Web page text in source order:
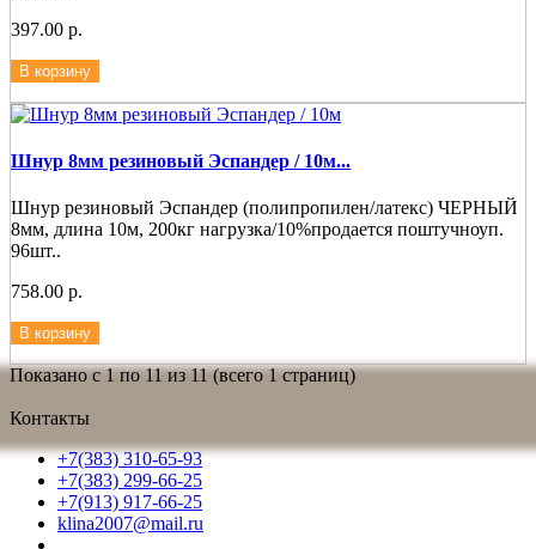
397.00 р.
В корзину
Шнур 8мм резиновый Эспандер / 10м...
Шнур резиновый Эспандер (полипропилен/латекс) ЧЕРНЫЙ
8мм, длина 10м, 200кг нагрузка/10%продается поштучноуп.
96шт..
758.00 р.
В корзину
Показано с 1 по 11 из 11 (всего 1 страниц)
Контакты
+7(383) 310-65-93
+7(383) 299-66-25
+7(913) 917-66-25
klina2007@mail.ru